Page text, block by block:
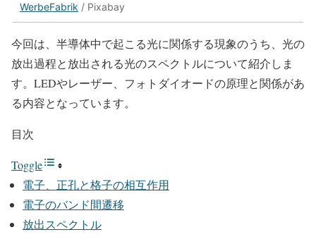
WerbeFabrik / Pixabay
今回は、半導体中で起こる光に関係する現象のうち、光の
放出過程と放出される光のスペクトルについて紹介しま
す。LEDやレーザー、フォトダイオードの原理と関係があ
る内容となっています。
目次
Toggle
電子、正孔と格子の相互作用
電子のバンド間遷移
放出スペクトル